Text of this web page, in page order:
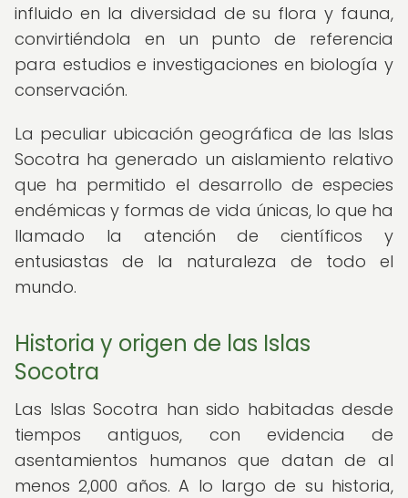
influido en la diversidad de su flora y fauna,
convirtiéndola en un punto de referencia
para estudios e investigaciones en biología y
conservación.
La peculiar ubicación geográfica de las Islas
Socotra ha generado un aislamiento relativo
que ha permitido el desarrollo de especies
endémicas y formas de vida únicas, lo que ha
llamado la atención de científicos y
entusiastas de la naturaleza de todo el
mundo.
Historia y origen de las Islas
Socotra
Las Islas Socotra han sido habitadas desde
tiempos antiguos, con evidencia de
asentamientos humanos que datan de al
menos 2,000 años. A lo largo de su historia,